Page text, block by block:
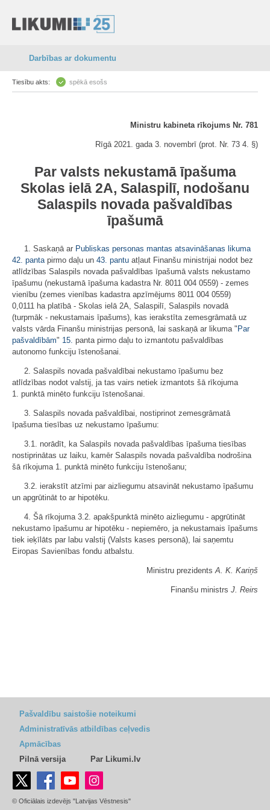
Darbības ar dokumentu
Tiesību akts: spēkā esošs
Ministru kabineta rīkojums Nr. 781
Rīgā 2021. gada 3. novembrī (prot. Nr. 73 4. §)
Par valsts nekustamā īpašuma
Skolas ielā 2A, Salaspilī, nodošanu
Salaspils novada pašvaldības
īpašumā
1. Saskaņā ar Publiskas personas mantas atsavināšanas likuma
42. pantapirmo daļu un 43. pantu atļaut Finanšu ministrijai nodot bez
atlīdzības Salaspils novada pašvaldības īpašumā valsts nekustamo
īpašumu (nekustamā īpašuma kadastra Nr. 8011 004 0559) - zemes
vienību (zemes vienības kadastra apzīmējums 8011 004 0559)
0,0111 ha platībā - Skolas ielā 2A, Salaspilī, Salaspils novadā
(turpmāk - nekustamais īpašums), kas ierakstīta zemesgrāmatā uz
valsts vārda Finanšu ministrijas personā, lai saskaņā ar likuma " Par
pašvaldībām" 15. panta pirmo daļu to izmantotu pašvaldības
autonomo funkciju īstenošanai.
2. Salaspils novada pašvaldībai nekustamo īpašumu bez
atlīdzības nodot valstij, ja tas vairs netiek izmantots šā rīkojuma
1. punktā minēto funkciju īstenošanai.
3. Salaspils novada pašvaldībai, nostiprinot zemesgrāmatā
īpašuma tiesības uz nekustamo īpašumu:
3.1. norādīt, ka Salaspils novada pašvaldības īpašuma tiesības
nostiprinātas uz laiku, kamēr Salaspils novada pašvaldība nodrošina
šā rīkojuma 1. punktā minēto funkciju īstenošanu;
3.2. ierakstīt atzīmi par aizliegumu atsavināt nekustamo īpašumu
un apgrūtināt to ar hipotēku.
4. Šā rīkojuma 3.2. apakšpunktā minēto aizliegumu - apgrūtināt
nekustamo īpašumu ar hipotēku - nepiemēro, ja nekustamais īpašums
tiek ieķīlāts par labu valstij (Valsts kases personā), lai saņemtu
Eiropas Savienības fondu atbalstu.
Ministru prezidentsA. K. Kariņš
Finanšu ministrs J. Reirs
Pašvaldību saistošie noteikumi
Administratīvās atbildības ceļvedis
Apmācības
Pilnā versija
Par Likumi.lv
© Oficiālais izdevējs "Latvijas Vēstnesis"